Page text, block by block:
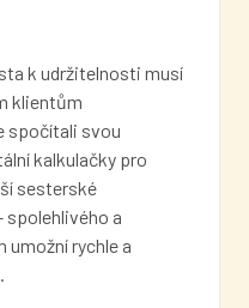
k udržitelnosti musí
klientům
spočítali svou
kalkulačky pro
sesterské
a
rychle a